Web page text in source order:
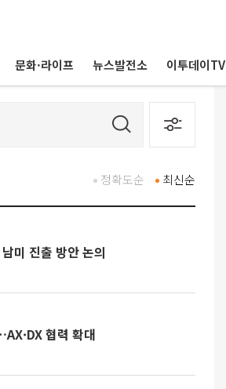
문화·라이프 뉴스발전소 이투데이TV
최신순
정확도순
미 진출 방안 논의
협력 확대